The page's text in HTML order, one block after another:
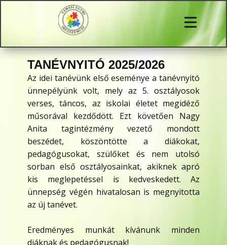
TANÉVNYITÓ 2025/2026
Az idei tanévünk első eseménye a tanévnyitó
ünnepélyünk volt, mely az 5. osztályosok
verses, táncos, az iskolai életet megidéző
műsorával kezdődött. Ezt követően Nagy
Anita tagintézmény vezető mondott
beszédet, köszöntötte a diákokat,
pedagógusokat, szülőket és nem utolsó
sorban első osztályosainkat, akiknek apró
kis meglepetéssel is kedveskedett. Az
ünnepség végén hivatalosan is megnyitotta
az új tanévet.
Eredményes munkát kívánunk minden
diáknak és pedagógusnak!